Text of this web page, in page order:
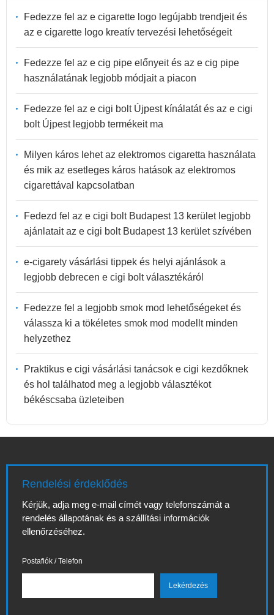
Fedezze fel az e cigarette logo legújabb trendjeit és
az e cigarette logo kreatív tervezési lehetőségeit
Fedezze fel az e cig pipe előnyeit és az e cig pipe
használatának legjobb módjait a piacon
Fedezze fel az e cigi bolt Újpest kínálatát és az e cigi
bolt Újpest legjobb termékeit ma
Milyen káros lehet az elektromos cigaretta használata
és mik az esetleges káros hatások az elektromos
cigarettával kapcsolatban
Fedezd fel az e cigi bolt Budapest 13 kerület legjobb
ajánlatait az e cigi bolt Budapest 13 kerület szívében
e-cigarety vásárlási tippek és helyi ajánlások a
legjobb debrecen e cigi bolt választékáról
Fedezze fel a legjobb smok mod lehetőségeket és
válassza ki a tökéletes smok mod modellt minden
helyzethez
Praktikus e cigi vásárlási tanácsok e cigi kezdőknek
és hol találhatod meg a legjobb választékot
békéscsaba üzleteiben
Rendelési érdeklődés
Kérjük, adja meg e-mail címét vagy telefonszámát a
rendelés állapotának és a szállítási információk
ellenőrzéséhez.
Postafiók / Telefon